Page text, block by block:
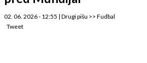
02. 06. 2026 - 12:55 | Drugi pišu >> Fudbal
Tweet